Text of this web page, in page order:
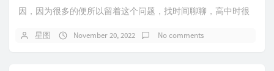
因，因为很多的便所以留着这个问题，找时间聊聊，高中时很
星图 November 20, 2022 No comments